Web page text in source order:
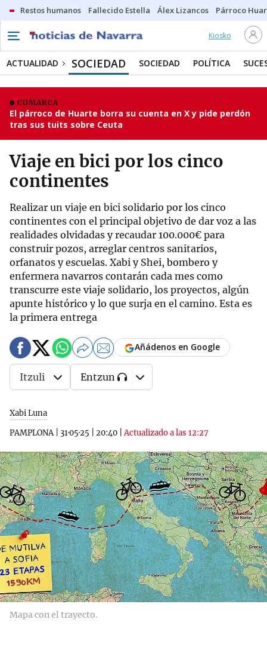
Restos humanos Fallecido Estella Álex Lizancos Párroco
Kiosko
ACTUALIDAD SOCIEDAD SOCIEDAD POLÍTICA
COMARCA
El párroco de Huarte borra su cuenta en X y pide perdón
tras sus tuits sobre Ceuta
Viaje en bici por los cinco
continentes
Realizar un viaje en bici solidario por los cinco
continentes con el principal objetivo de dar voz a las
realidades olvidadas y recaudar 100.000€ para
construir pozos, arreglar centros sanitarios,
orfanatos y escuelas. Xabi y Shei, bombero y
enfermera navarros contarán cada mes como
transcurre este viaje solidario, los proyectos, algún
apunte histórico y lo que surja en el camino. Esta es
la primera entrega
Xabi Luna
PAMPLONA| 31·05·25 20:40 |Actualizado a las 12:27
Añádenos en Google
Itzuli Entzun
Mapa con el trayecto.